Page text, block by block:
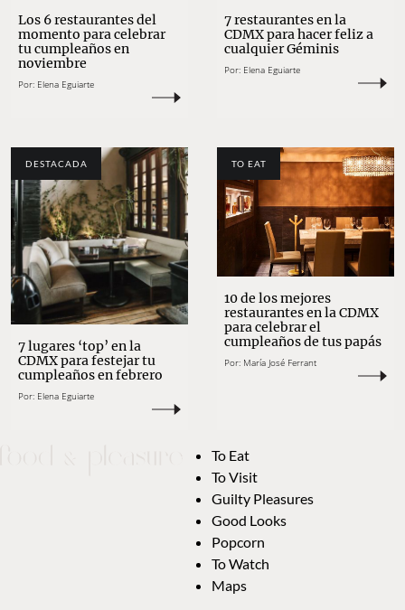
Los 6 restaurantes del
momento para celebrar
tu cumpleaños en
noviembre
Por: Elena Eguiarte
7 restaurantes en la
CDMX para hacer feliz a
cualquier Géminis
Por: Elena Eguiarte
DESTACADA
7 lugares ‘top’ en la
CDMX para festejar tu
cumpleaños en febrero
Por: Elena Eguiarte
TO EAT
10 de los mejores
restaurantes en la CDMX
para celebrar el
cumpleaños de tus papás
Por: María José Ferrant
To Eat
To Visit
Guilty Pleasures
Good Looks
Popcorn
To Watch
Maps